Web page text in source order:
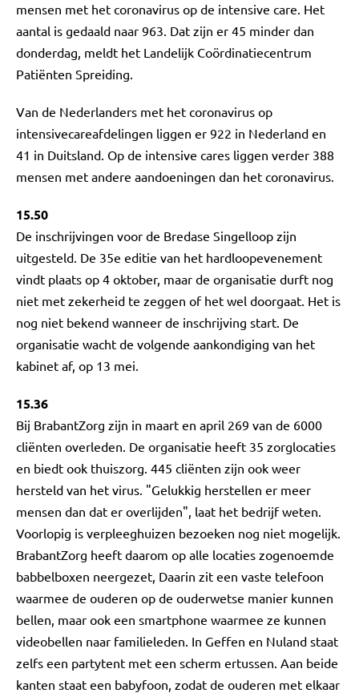
mensen met het coronavirus op de intensive care. Het
aantal is gedaald naar 963. Dat zijn er 45 minder dan
donderdag, meldt het Landelijk Coördinatiecentrum
Patiënten Spreiding.
Van de Nederlanders met het coronavirus op
intensivecareafdelingen liggen er 922 in Nederland en
41 in Duitsland. Op de intensive cares liggen verder 388
mensen met andere aandoeningen dan het coronavirus.
15.50
De inschrijvingen voor de Bredase Singelloop zijn
uitgesteld. De 35e editie van het hardloopevenement
vindt plaats op 4 oktober, maar de organisatie durft nog
niet met zekerheid te zeggen of het wel doorgaat. Het is
nog niet bekend wanneer de inschrijving start. De
organisatie wacht de volgende aankondiging van het
kabinet af, op 13 mei.
15.36
Bij BrabantZorg zijn in maart en april 269 van de 6000
cliënten overleden. De organisatie heeft 35 zorglocaties
en biedt ook thuiszorg. 445 cliënten zijn ook weer
hersteld van het virus. "Gelukkig herstellen er meer
mensen dan dat er overlijden", laat het bedrijf weten.
Voorlopig is verpleeghuizen bezoeken nog niet mogelijk.
BrabantZorg heeft daarom op alle locaties zogenoemde
babbelboxen neergezet, Daarin zit een vaste telefoon
waarmee de ouderen op de ouderwetse manier kunnen
bellen, maar ook een smartphone waarmee ze kunnen
videobellen naar familieleden. In Geffen en Nuland staat
zelfs een partytent met een scherm ertussen. Aan beide
kanten staat een babyfoon, zodat de ouderen met elkaar